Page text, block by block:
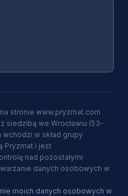
stronie www.pryzmat.com
siedzibą we Wrocławiu (53-
w skład grupy
Pryzmat i jest
nad pozostałymi
danych osobowych w
moich danych osobowych w